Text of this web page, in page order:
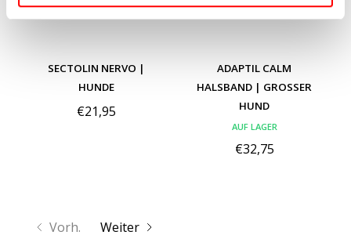
SECTOLIN NERVO |
HUNDE
€21,95
ADAPTIL CALM
HALSBAND | GROSSER H
UND
AUF LAGER
€32,75
Vorh. Weiter